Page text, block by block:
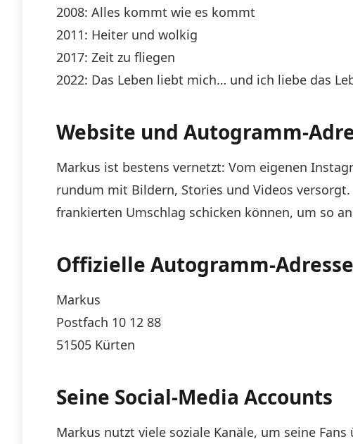
2008: Alles kommt wie es kommt
2011: Heiter und wolkig
2017: Zeit zu fliegen
2022: Das Leben liebt mich… und ich liebe das
Website und Autogramm-
Markus ist bestens vernetzt: Vom eigenen
rundum mit Bildern, Stories und Videos
frankierten Umschlag schicken können, um so
Offizielle Autogramm-
Markus
Postfach 10 12 88
51505 Kürten
Seine Social-Media Accounts
Markus nutzt viele soziale Kanäle, um seine